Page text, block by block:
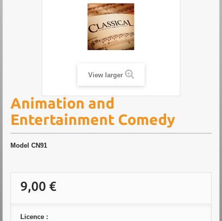
View larger
Animation and
Entertainment Comedy
Model CN91
9,00 €
Licence :